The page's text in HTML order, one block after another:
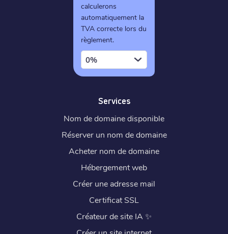
calculerons
automatiquement la
TVA correcte lors du
règlement.
0%
Services
Nom de domaine disponible
Réserver un nom de domaine
Acheter nom de domaine
Hébergement web
Créer une adresse mail
Certificat SSL
Créateur de site IA ✨